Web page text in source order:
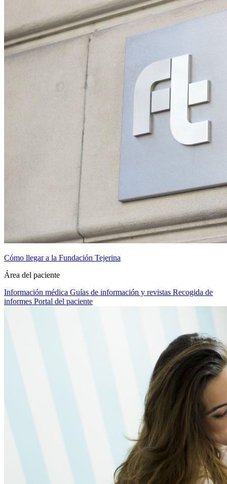
Cómo llegar a la Fundación Tejerina
Área del paciente
Información médica Guías de información y revistas Recogida de
informes Portal del paciente